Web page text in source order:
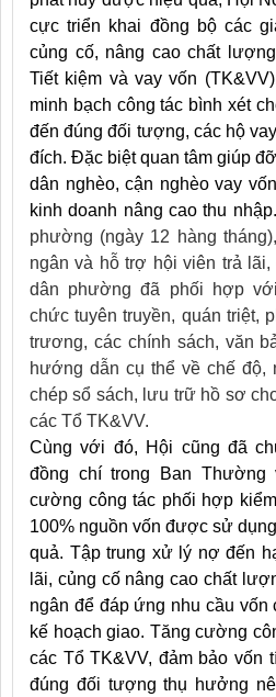
cực triển khai đồng bộ các
củng cố, nâng cao chất
Tiết kiệm và vay vốn
minh bạch công tác bình xét
đến đúng đối tượng, các hộ
đích. Đặc biệt quan tâm giúp
dân nghèo, cận nghèo vay
kinh doanh nâng cao thu
phường (ngày 12 hàng
ngân và hỗ trợ hội viên trả
dân phường đã phối hợp
chức tuyên truyền, quán triệt,
trương, các chính sách, văn
hướng dẫn cụ thể về chế độ,
chép sổ sách, lưu trữ hồ sơ
các Tổ TK&VV.
Cùng với đó, Hội cũng đã
đồng chí trong Ban Thường
cường công tác phối hợp
100% nguồn vốn được sử
quả. Tập trung xử lý nợ đến
lãi, củng cố nâng cao chất
ngân để đáp ứng nhu cầu vốn
kế hoạch giao. Tăng cường
các Tổ TK&VV, đảm bảo vốn
đúng đối tượng thụ hưởng